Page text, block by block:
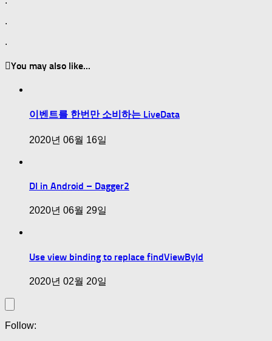
.
.
You may also like...
이벤트를 한번만 소비하는 LiveData
2020년 06월 16일
DI in Android – Dagger2
2020년 06월 29일
Use view binding to replace findViewById
2020년 02월 20일
Follow: